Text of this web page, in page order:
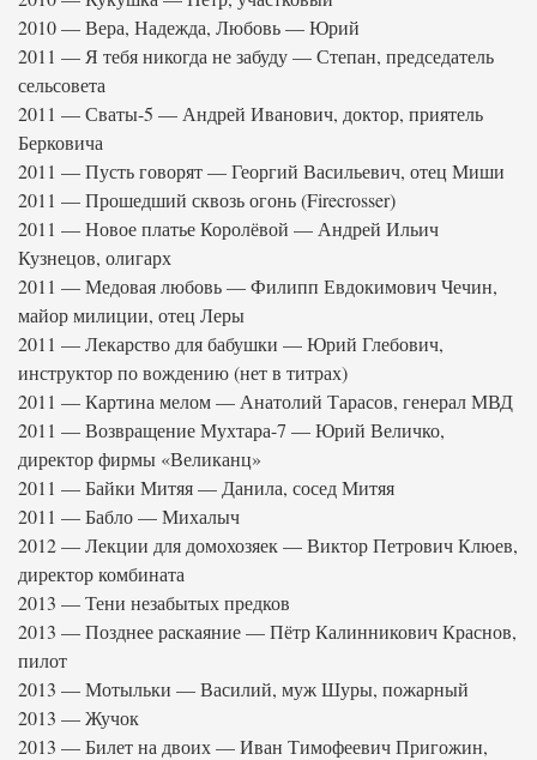
2010 — Вера, Надежда, Любовь — Юрий
2011 — Я тебя никогда не забуду — Степан, председатель
сельсовета
2011 — Сваты-5 — Андрей Иванович, доктор, приятель
Берковича
2011 — Пусть говорят — Георгий Васильевич, отец Миши
2011 — Прошедший сквозь огонь (Firecrosser)
2011 — Новое платье Королёвой — Андрей Ильич
Кузнецов, олигарх
2011 — Медовая любовь — Филипп Евдокимович Чечин,
майор милиции, отец Леры
2011 — Лекарство для бабушки — Юрий Глебович,
инструктор по вождению (нет в титрах)
2011 — Картина мелом — Анатолий Тарасов, генерал МВД
2011 — Возвращение Мухтара-7 — Юрий Величко,
директор фирмы «Великанц»
2011 — Байки Митяя — Данила, сосед Митяя
2011 — Бабло — Михалыч
2012 — Лекции для домохозяек — Виктор Петрович Клюев,
директор комбината
2013 — Тени незабытых предков
2013 — Позднее раскаяние — Пётр Калинникович Краснов,
пилот
2013 — Мотыльки — Василий, муж Шуры, пожарный
2013 — Жучок
2013 — Билет на двоих — Иван Тимофеевич Пригожин,